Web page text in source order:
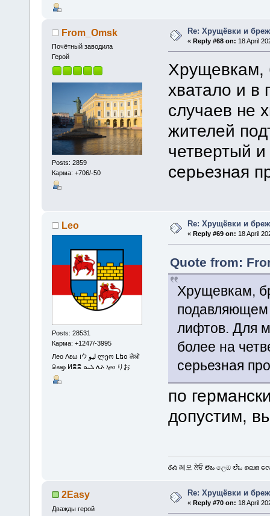
From_Omsk
Почётный заводила
Герой
Posts: 2859
Карма: +706/-50
Re: Хрущёвки и
«Reply #68 on: 18 April
Хрущевкам,
хватало и в
случаев не
жителей
четвертый
серьезная
Leo
Posts: 28531
Карма: +1247/-3995
Лео Λεω ليو ליו ლეო Լեօ लेओ
லெஒ ⵍⴻⵓ ܠܝܘ ሌኦ ⲗⲉⲟ りお
Re: Хрущёвки и
« Reply #69 on: 18 April
Quote from:
Хрущевкам,
подавляющем
лифтов. Для
более на
серьезная
по
допустим,
ᎴᎣ 레오 ਲੇਓ లెఒ ලෙඔ ಲೆಒ ലെഒ လ
2Easy
Дважды герой
Re: Хрущёвки и
«Reply #70 on: 18 April